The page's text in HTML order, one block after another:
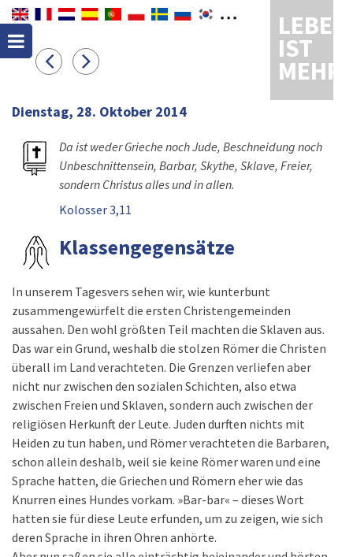
LEBEN
IST
MEHR
Dienstag, 28. Oktober 2014
Da ist weder Grieche noch Jude, Beschneidung noch
Unbeschnittensein, Barbar, Skythe, Sklave, Freier,
sondern Christus alles und in allen.
Kolosser 3,11
Klassengegensätze
In unserem Tagesvers sehen wir, wie kunterbunt
zusammengewürfelt die ersten Christengemeinden
aussahen. Den wohl größten Teil machten die Sklaven aus.
Das war ein Grund, weshalb die stolzen Römer die Christen
überall im Land verachteten. Die Grenzen verliefen aber
nicht nur zwischen den sozialen Schichten, also etwa
zwischen Freien und Sklaven, sondern auch zwischen der
religiösen Herkunft der Leute. Juden durften nichts mit
Heiden zu tun haben, und Römer verachteten die Barbaren,
schon allein deshalb, weil sie keine Römer waren und eine
Sprache hatten, die Griechen und Römern eher wie das
Knurren eines Hundes vorkam. »Bar-bar« – dieses Wort
hatten sie für diese Leute erfunden, um zu zeigen, wie sich
deren Sprache in ihren Ohren anhörte.